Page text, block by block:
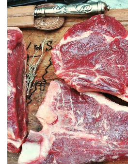
EVENTOS Y
CAPACITACIONES
DIRECTORIO
CALENDARIO
MEDIA KIT
TEMAS DESTACADOS
CARNE
FRIGORIFICO
VACAS
INVESTIGACIÓN
AGRO